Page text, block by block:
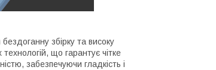
збірку та високу
що гарантує чітке
забезпечуючи гладкість і